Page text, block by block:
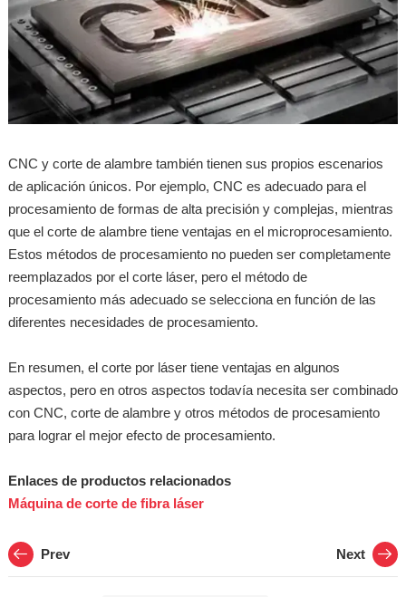
CNC y corte de alambre también tienen sus propios escenarios
de aplicación únicos. Por ejemplo, CNC es adecuado para el
procesamiento de formas de alta precisión y complejas, mientras
que el corte de alambre tiene ventajas en el microprocesamiento.
Estos métodos de procesamiento no pueden ser completamente
reemplazados por el corte láser, pero el método de
procesamiento más adecuado se selecciona en función de las
diferentes necesidades de procesamiento.
En resumen, el corte por láser tiene ventajas en algunos
aspectos, pero en otros aspectos todavía necesita ser combinado
con CNC, corte de alambre y otros métodos de procesamiento
para lograr el mejor efecto de procesamiento.
Enlaces de productos relacionados
Máquina de corte de fibra láser
Prev Next